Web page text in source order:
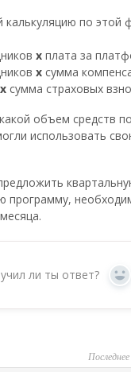
калькуляцию по этой
x плата за
x сумма
x сумма страховых
объем средств
использовать
программу,
ли ты ответ? Yes